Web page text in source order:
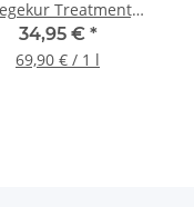
Treatment,
500ml
34,95 € *
69,90 € / 1 l